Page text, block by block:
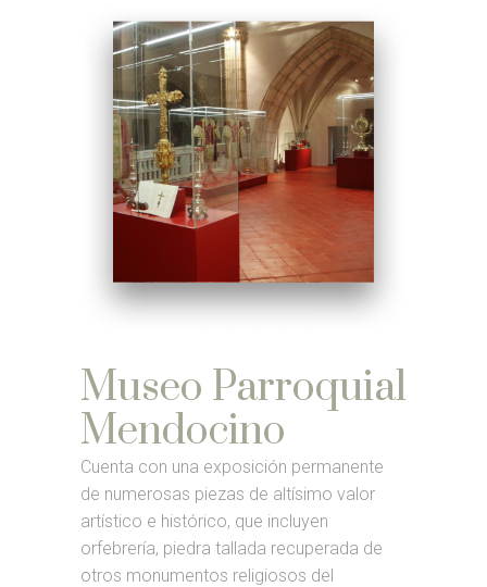
Museo Parroquial
Mendocino
Cuenta con una exposición permanente
de numerosas piezas de altísimo valor
artístico e histórico, que incluyen
orfebrería, piedra tallada recuperada de
otros monumentos religiosos del